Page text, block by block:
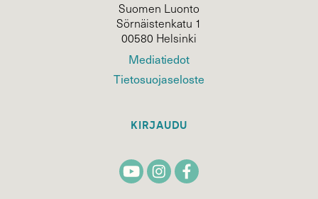
Suomen Luonto
Sörnäistenkatu 1
00580 Helsinki
Mediatiedot
Tietosuojaseloste
KIRJAUDU